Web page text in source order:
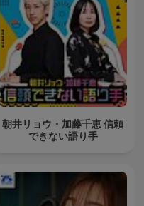
朝井リョウ・加藤千恵 信頼
できない語り手